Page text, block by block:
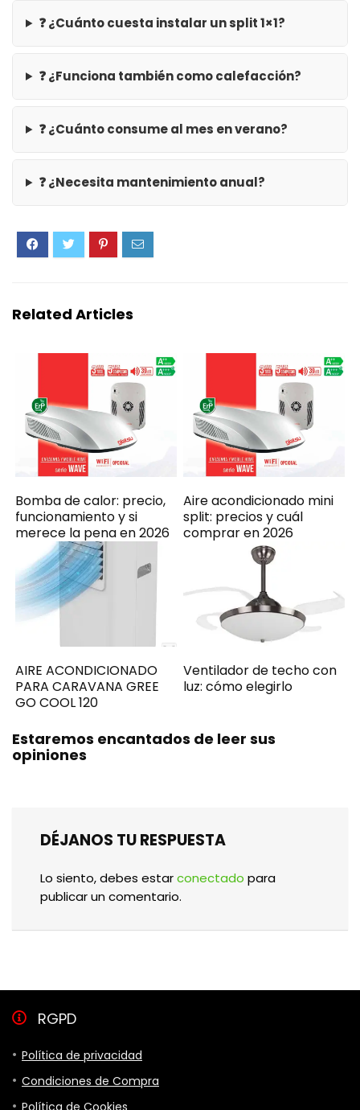
❓ ¿Cuánto cuesta instalar un split 1×1?
❓ ¿Funciona también como calefacción?
❓ ¿Cuánto consume al mes en verano?
❓ ¿Necesita mantenimiento anual?
Related Articles
Bomba de calor: precio,
funcionamiento y si
merece la pena en 2026
Aire acondicionado mini
split: precios y cuál
comprar en 2026
AIRE ACONDICIONADO
PARA CARAVANA GREE
GO COOL 120
Ventilador de techo con
luz: cómo elegirlo
Estaremos encantados de leer sus
opiniones
DÉJANOS TU RESPUESTA
Lo siento, debes estarconectado para
publicar un comentario.
RGPD
Política de privacidad
Condiciones de Compra